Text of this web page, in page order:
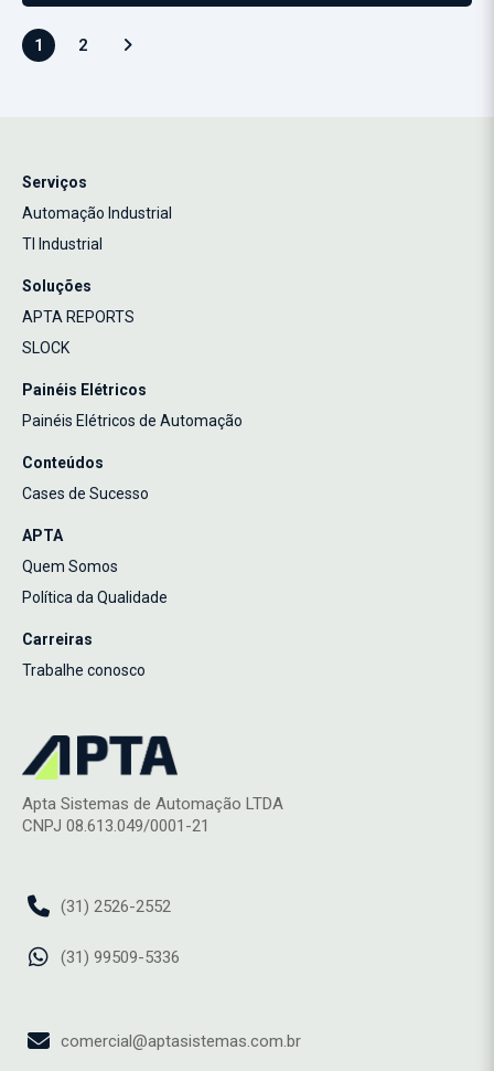
1 2
Serviços
Automação Industrial
TI Industrial
Soluções
APTA REPORTS
SLOCK
Painéis Elétricos
Painéis Elétricos de Automação
Conteúdos
Cases de Sucesso
APTA
Quem Somos
Política da Qualidade
Carreiras
Trabalhe conosco
Apta Sistemas de Automação LTDA
CNPJ 08.613.049/0001-21
(31) 2526-2552
(31) 99509-5336
comercial@aptasistemas.com.br